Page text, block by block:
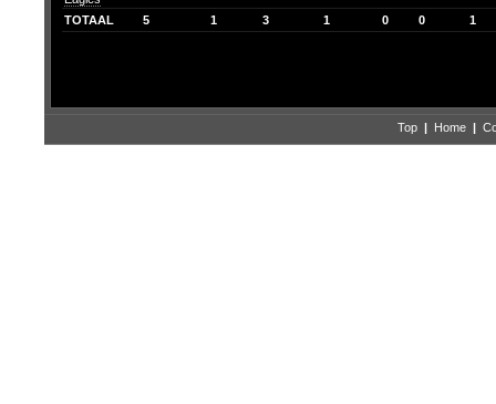
TOTAAL 5 1 3 1 0 0 1
Top | Home |